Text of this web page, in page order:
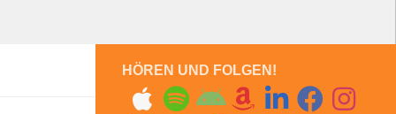
HÖREN UND FOLGEN!